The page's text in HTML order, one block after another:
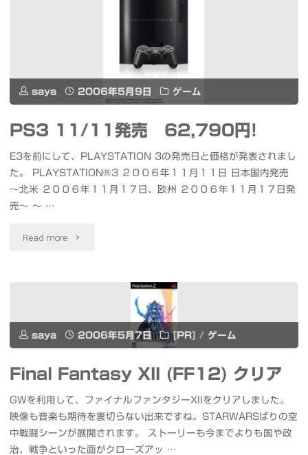
AAC
対
応"
saya 2006年5月9日 ゲーム
PS3 11/11発売 62,790円!
E3を前にして、PLAYSTATION 3の発売日と価格が発表されまし
た。 PLAYSTATION®3 ２００６年１１月１１日 日本国内発売
〜北米 ２００６年１１月１７日、欧州 ２００６年１１月１７日発
売〜 〜 …
Read more "PS3
62,790
円!"
saya 2006年5月7日 [PR] / ゲーム
Final Fantasy XII (FF12) クリア
GWを利用して、ファイナルファンタジーXIIをクリアしました。
映像も音楽も期待を裏切らない出来ですね。STARWARSばりの空
中戦闘シーンが展開されます。 ストーリーも今までよりも国や政
治、戦争といった面がクローズアッ …